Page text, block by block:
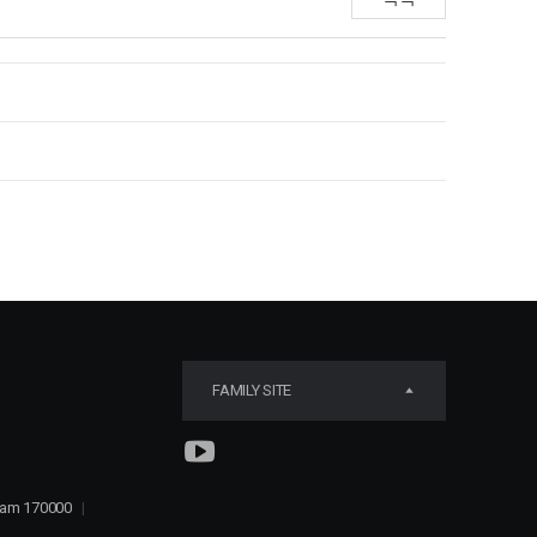
170000 |
FAMILY SITE